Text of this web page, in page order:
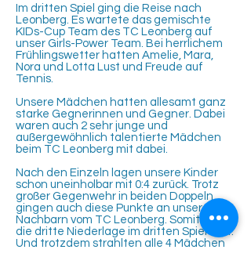
Im dritten Spiel ging die Reise nach
Leonberg. Es wartete das gemischte
KIDs-Cup Team des TC Leonberg auf
unser Girls-Power Team. Bei herrlichem
Frühlingswetter hatten Amelie, Mara,
Nora und Lotta Lust und Freude auf
Tennis.
Unsere Mädchen hatten allesamt ganz
starke Gegnerinnen und Gegner. Dabei
waren auch 2 sehr junge und
außergewöhnlich talentierte Mädchen
beim TC Leonberg mit dabei.
Nach den Einzeln lagen unsere Kinder
schon uneinholbar mit 0:4 zurück. Trotz
großer Gegenwehr in beiden Doppeln
gingen auch diese Punkte an unsere
Nachbarn vom TC Leonberg. Somit stand
die dritte Niederlage im dritten Spiel fest.
Und trotzdem strahlten alle 4 Mädchen